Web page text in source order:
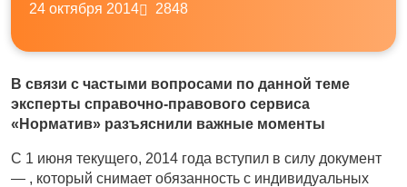
24 октября 2014 2848
В связи с частыми вопросами по данной теме
эксперты справочно-правового сервиса
«Норматив» разъяснили важные моменты
С 1 июня текущего, 2014 года вступил в силу документ
— , который снимает обязанность с индивидуальных